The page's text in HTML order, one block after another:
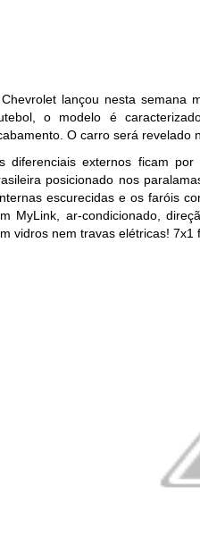
lançou nesta semana
o modelo é
O carro será revelado
diferenciais externos ficam
posicionado nos
escurecidas e os faróis
MyLink, ar-condicionado,
vidros nem travas elétricas! 7x1